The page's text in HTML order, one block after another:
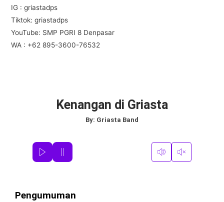
IG : griastadps
Tiktok: griastadps
YouTube: SMP PGRI 8 Denpasar
WA : +62 895-3600-76532
Kenangan di Griasta
By: Griasta Band
Pengumuman